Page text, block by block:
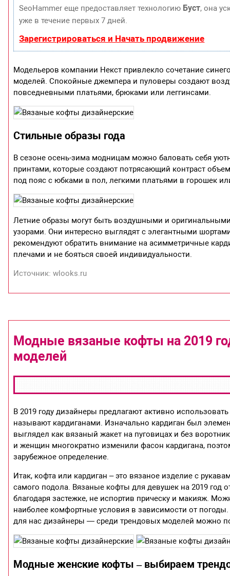
SeoHammer еще предоставляет технологию Буст, она
уже в течение первых 7 дней.
Зарегистрироваться и Начать продвижение
Модельеров компании Некст привлекло сочетание
моделей. Спокойные джемпера и пуловеры создают
повседневными платьями, брюками или леггинсами.
Стильные образы года
В сезоне осень-зима модницам можно баловать себя
принтами, которые создают потрясающий контраст
под пояс с юбками в пол, легкими платьями в горошек
Летние образы могут быть воздушными и
узорами. Они интересно выглядят с элегантными
рекомендуют обратить внимание на асимметричные
плечами и не бояться своей индивидуальности.
Источник: wlooks.ru
Модные вязаные кофты на 2019
моделей
В 2019 году дизайнеры предлагают активно
называют кардиганами. Изначально кардиган был
выглядел как вязаный жакет на пуговицах и без
и женщин многократно изменили фасон кардигана,
зарубежное определение.
Итак, кофта или кардиган – это вязаное изделие с
самого подола. Вязаные кофты для девушек на 2019 год
благодаря застежке, не испортив прическу и макияж.
наиболее комфортные условия в зависимости от
для нас дизайнеры — среди трендовых моделей можно
Модные женские кофты – выбираем